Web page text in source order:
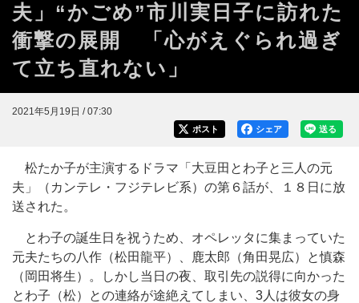
夫」“かごめ”市川実日子に訪れた
衝撃の展開 「心がえぐられ過ぎ
て立ち直れない」
2021年5月19日 / 07:30
送る
シェア
ポスト
松たか子が主演するドラマ「大豆田とわ子と三人の元
夫」（カンテレ・フジテレビ系）の第６話が、１８日に放
送された。
とわ子の誕生日を祝うため、オペレッタに集まっていた
元夫たちの八作（松田龍平）、鹿太郎（角田晃広）と慎森
（岡田将生）。しかし当日の夜、取引先の説得に向かった
とわ子（松）との連絡が途絶えてしまい、3人は彼女の身